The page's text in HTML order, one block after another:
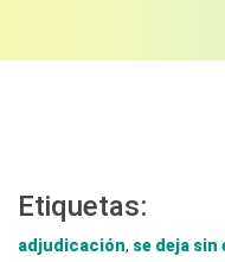
Etiquetas:
adjudicación, se deja sin